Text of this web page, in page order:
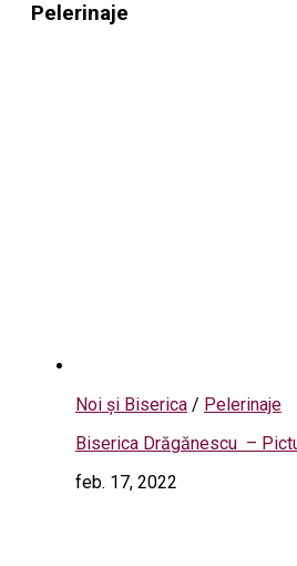
Pelerinaje
Noi și Biserica / Pelerinaje
Biserica Drăgănescu –
feb. 17, 2022